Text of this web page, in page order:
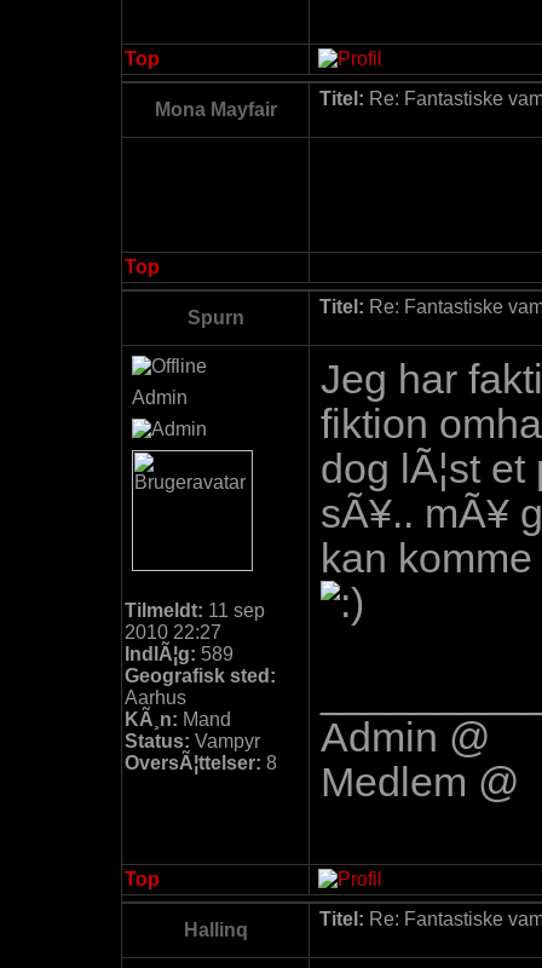
Top
Mona Mayfair
Titel: Re: Fantastiske
Top
Spurn
Titel: Re: Fantastiske
Admin
Tilmeldt: 11 sep
2010 22:27
IndlÃ¦g: 589
Geografisk sted:
Aarhus
KÃ¸n: Mand
Status: Vampyr
OversÃ¦ttelser: 8
Jeg har
fiktion
dog lÃ¦st
sÃ¥.. mÃ¥
kan
Admin @
Medlem @
Top
Hallinq
Titel: Re: Fantastiske